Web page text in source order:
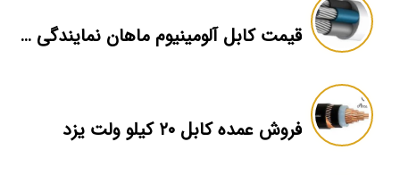
قیمت کابل آلومینیوم ماهان نمایندگی اصلی
فروش عمده کابل ۲۰ کیلو ولت یزد